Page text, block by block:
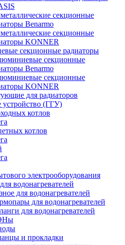
секционные
Benarmo
секционные
KONNER
секционные радиаторы
секционные
Benarmo
секционные
KONNER
для радиаторов
устройство (ГГУ)
котлов
котлов
электрооборудования
водонагревателей
для водонагревателей
для водонагревателей
для водонагревателей
и прокладки